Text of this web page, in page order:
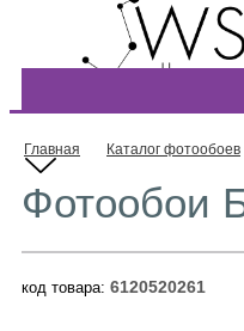
КАТАЛОГ ФОТООБОЕВ
Главная Каталог фотообоев
Фотообои
код товара: 6120520261